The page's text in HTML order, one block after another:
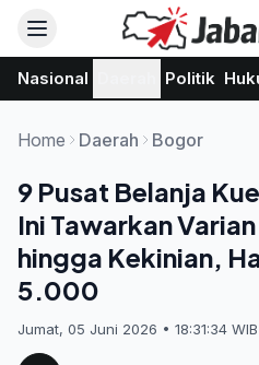
Nasional Politik
Home Daerah Bogor
9 Pusat Belanja
Ini Tawarkan
hingga Kekinian,
5.000
Jumat, 05 Juni 2026 • 18:31:34 WIB